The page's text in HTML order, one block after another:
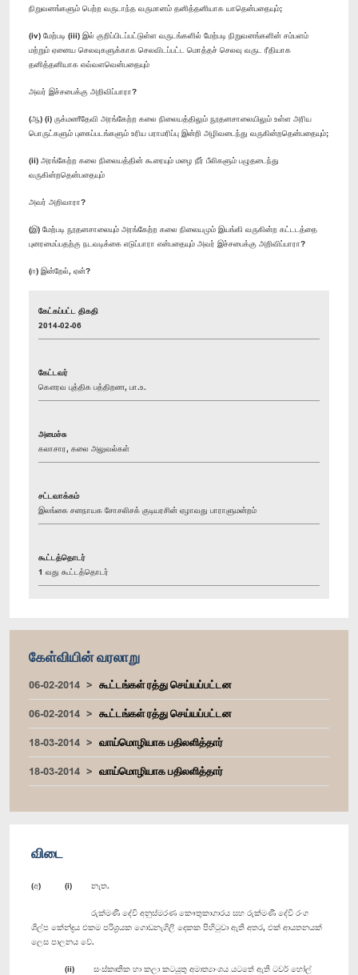
நிறுவனங்களும் பெற்ற வருடாந்த வருமானம் தனித்தனியாக யாதென்பதையும்;
(iv) மேற்படி (iii) இல் குறிப்பிடப்பட்டுள்ள வருடங்களில் மேற்படி நிறுவனங்களின் சம்பளம்
மற்றும் ஏனைய செலவுகளுக்காக செலவிடப்பட்ட மொத்தச் செலவு வருட ரீதியாக
தனித்தனியாக எவ்வளவென்பதையும்
அவர் இச்சபைக்கு அறிவிப்பாரா?
(ஆ) (i) ருக்மணீதேவி அரங்கேற்ற கலை நிலையத்திலும் நூதனசாலையிலும் உள்ள அரிய
பொருட்களும் புகைப்படங்களும் உரிய பராமரிப்பு இன்றி அழிவடைந்து வருகின்றதென்பதையும்;
(ii) அரங்கேற்ற கலை நிலையத்தின் கூரையும் மழை நீர் பீலிகளும் பழுதடைந்து
வருகின்றதென்பதையும்
அவர் அறிவாரா?
(இ) மேற்படி நூதனசாலையும் அரங்கேற்ற கலை நிலையமும் இயங்கி வருகின்ற கட்டடத்தை
புனரமைப்பதற்கு நடவடிக்கை எடுப்பாரா என்பதையும் அவர் இச்சபைக்கு அறிவிப்பாரா?
(ஈ) இன்றேல், ஏன்?
கேட்கப்பட்ட திகதி
2014-02-06
கேட்டவர்
கௌரவ புத்திக பத்திறண, பா.உ.
அமைச்சு
கலாசார, கலை அலுவல்கள்
சட்டவாக்கம்
இலங்கை சனநாயக சோசலிசக் குடியரசின் ஏழாவது பாராளுமன்றம்
கூட்டத்தொடர்
1 வது கூட்டத்தொடர்
கேள்வியின் வரலாறு
06-02-2014
கூட்டங்கள் ரத்து செய்யப்பட்டன
06-02-2014
கூட்டங்கள் ரத்து செய்யப்பட்டன
18-03-2014
வாய்மொழியாக பதிலளித்தார்
18-03-2014
வாய்மொழியாக பதிலளித்தார்
விடை
(අ) (i) නැත.
රුක්මණී දේවි අනුස්මරණ කෞතුකාගාරය සහ රුක්මණී දේවි රංග
ශිල්ප කේන්ද්‍රය එකම පරිශ්‍රයක ගොඩනැගිලි දෙකක පිහිටුවා ඇති අතර, එක් ආයතනයක්
ලෙස පාලනය වේ.
(ii) සංස්කෘතික හා කලා කටයුතු අමාත්‍යාංශය යටතේ ඇති ටවර් හෝල්